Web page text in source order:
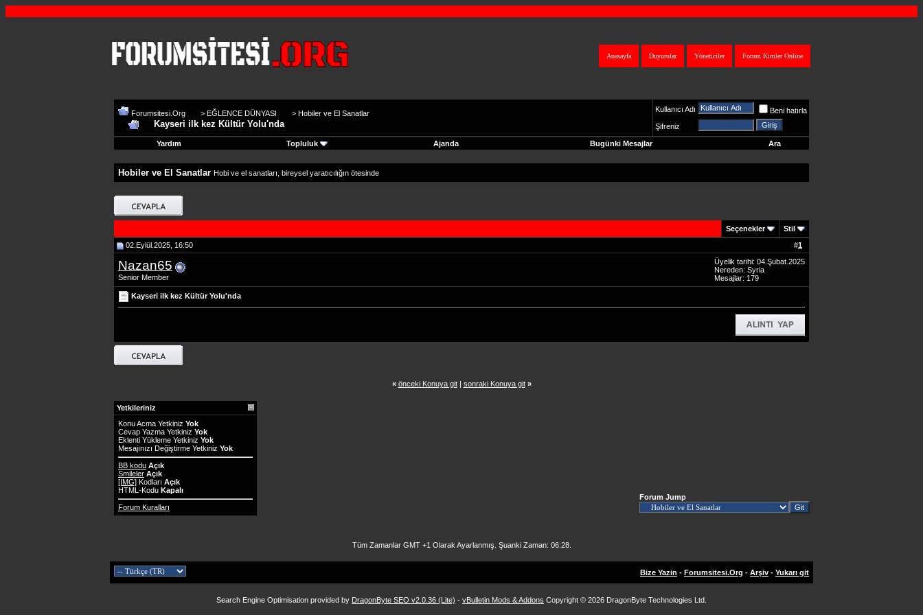
Forum Kimler Online
Yöneticiler
Duyurular
Anasayfa
Forumsitesi.Org > EĞLENCE DÜNYASI > Hobiler ve El Sanatlar
Kayseri ilk kez Kültür Yolu'nda
Kullanıcı Adı
Beni hatırla
Şifreniz
Yardım Topluluk Ajanda Bugünki Mesajlar Ara
Hobiler ve El Sanatlar Hobi ve el sanatları, bireysel yaratıcılığın ötesinde
Seçenekler
Stil
#1
02.Eylül.2025, 16:50
Nazan65
Senior Member
Üyelik tarihi: 04.Şubat.2025
Nereden: Syria
Mesajlar: 179
Kayseri ilk kez Kültür Yolu'nda
« önceki Konuya git| sonraki Konuya git »
Yetkileriniz
Konu Acma Yetkiniz Yok
Cevap Yazma Yetkiniz Yok
Eklenti Yükleme Yetkiniz Yok
Mesajınızı Değiştirme Yetkiniz Yok
BB kodu Açık
Smileler Açık
[IMG] Kodları Açık
HTML-Kodu Kapalı
Forum Kuralları
Forum Jump
Tüm Zamanlar GMT +1 Olarak Ayarlanmış. Şuanki Zaman: 06:28.
Bize Yazin - Forumsitesi.Org - Arşiv - Yukarı git
Search Engine Optimisation provided by DragonByte SEO v2.0.36 (Lite) - vBulletin Mods & Addons Copyright © 2026 DragonByte Technologies Ltd.